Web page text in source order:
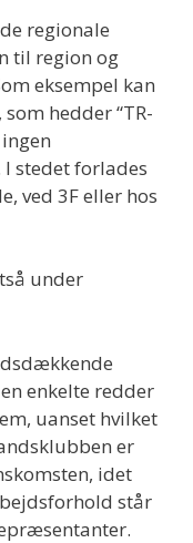
regionale
til region og
eksempel kan
hedder “TR-
stedet forlades
ved 3F eller hos
under
enkelte redder
uanset hvilket
er
idet
står